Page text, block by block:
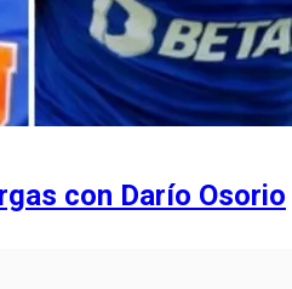
con Darío Osorio